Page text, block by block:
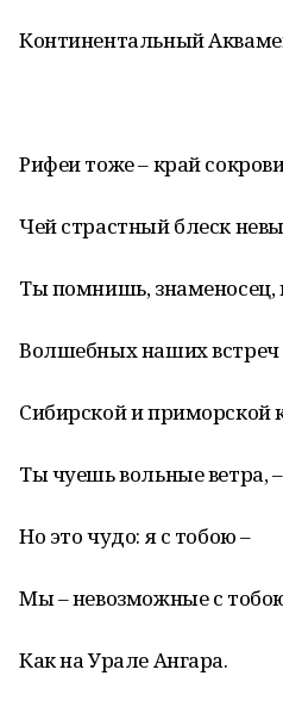
Континентальный
Рифеи тоже – край
Чей страстный блеск
Ты помнишь,
Волшебных наших
Сибирской и приморской
Ты чуешь вольные ветра, –
Но это чудо: я с тобою –
Мы – невозможные с
Как на Урале Ангара.